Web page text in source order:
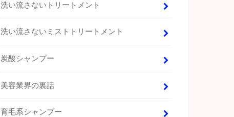
洗い流さないトリートメント
洗い流さないミストトリートメント
炭酸シャンプー
美容業界の裏話
育毛系シャンプー